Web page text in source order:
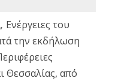
Ενέργειες του
την εκδήλωση
Θεσσαλίας, από